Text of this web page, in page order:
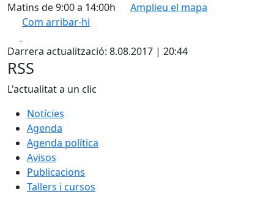
Matins de 9:00 a 14:00h
Amplieu el mapa
Com arribar-hi
+
−
Darrera actualització: 8.08.2017 | 20:44
RSS
L'actualitat a un clic
Notícies
Agenda
Agenda política
Avisos
Publicacions
Tallers i cursos